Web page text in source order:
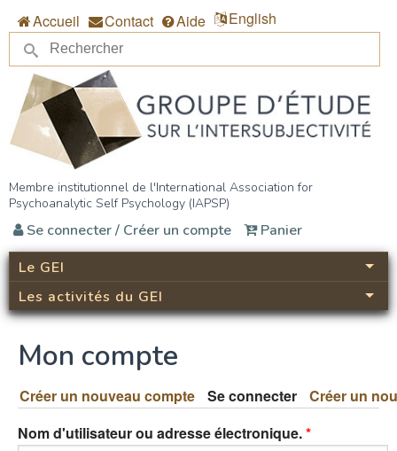
Groupe d’étude sur
l’intersubjectivité (GEI)
Membre institutionnel de l'International Association for
Psychoanalytic Self Psychology (IAPSP)
Formulaire de recherche
Accueil Contact Aide English
Se connecter / Créer un compte
Panier
Le GEI
Les activités du GEI
Mon compte
Créer un nouveau compte Se connecter (onglet actif)
Créer un
Nom d'utilisateur ou adresse électronique.*